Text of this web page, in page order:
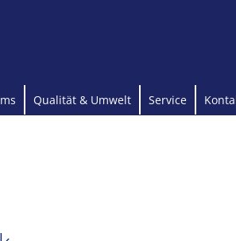
Qualität & Umwelt Service